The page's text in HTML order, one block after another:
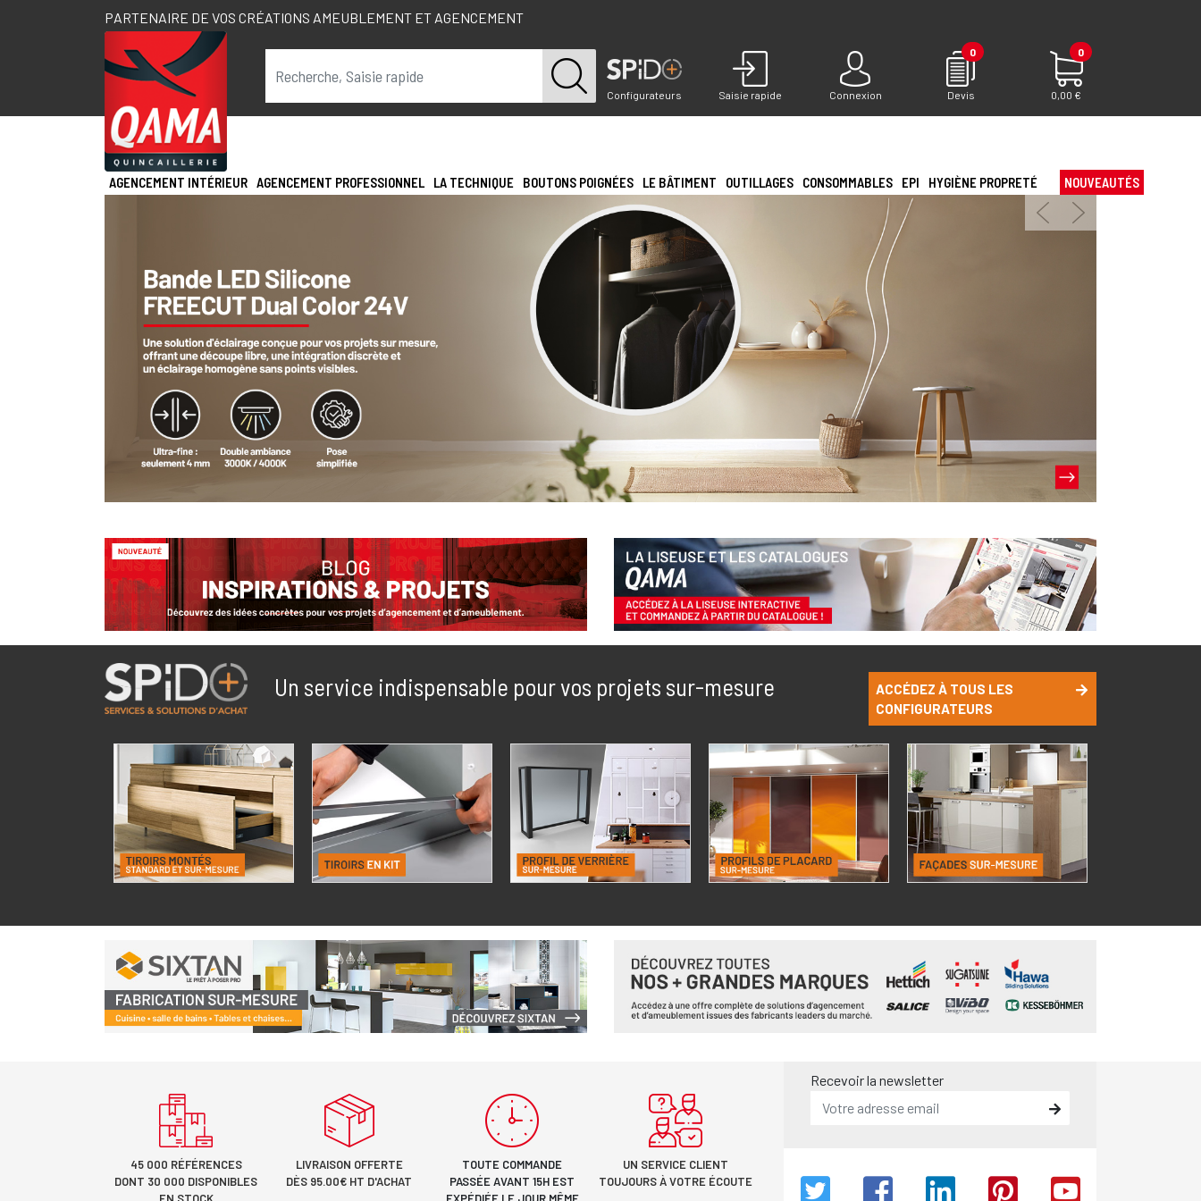
PARTENAIRE DE VOS CRÉATIONS AMEUBLEMENT ET AGENCEMENT
Configurateurs Saisie rapide Connexion
0
Devis
0
0,00 €
AGENCEMENT INTÉRIEUR AGENCEMENT PROFESSIONNEL LA TECHNIQUE BOUTONS POIGNÉES LE BÂTIMENT OUTILLAGES CONSOMMABLES EPI HYGIÈNE PROPRETÉ NOUVEAUTÉS
Précédent
Suivant
Un service indispensable pour vos projets sur-mesure
ACCÉDEZ À TOUS LES
CONFIGURATEURS
45 000 RÉFÉRENCES
DONT 30 000 DISPONIBLES
EN STOCK
LIVRAISON OFFERTE
DÈS 95.00€ HT D'ACHAT
TOUTE COMMANDE
PASSÉE AVANT 15H EST
EXPÉDIÉE LE JOUR MÊME
UN SERVICE CLIENT
TOUJOURS À VOTRE ÉCOUTE
Recevoir la newsletter